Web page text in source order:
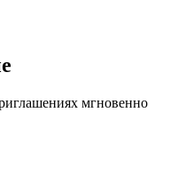
мгновенно